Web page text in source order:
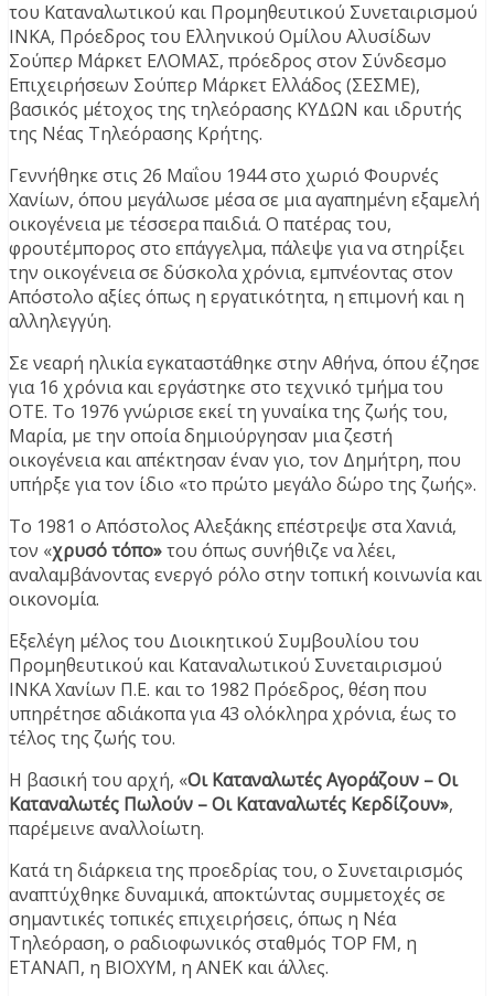
του Καταναλωτικού και Προμηθευτικού Συνεταιρισμού
ΙΝΚΑ, Πρόεδρος του Ελληνικού Ομίλου Αλυσίδων
Σούπερ Μάρκετ ΕΛΟΜΑΣ, πρόεδρος στον Σύνδεσμο
Επιχειρήσεων Σούπερ Μάρκετ Ελλάδος (ΣΕΣΜΕ),
βασικός μέτοχος της τηλεόρασης ΚΥΔΩΝ και ιδρυτής
της Νέας Τηλεόρασης Κρήτης.
Γεννήθηκε στις 26 Μαΐου 1944 στο χωριό Φουρνές
Χανίων, όπου μεγάλωσε μέσα σε μια αγαπημένη εξαμελή
οικογένεια με τέσσερα παιδιά. Ο πατέρας του,
φρουτέμπορος στο επάγγελμα, πάλεψε για να στηρίξει
την οικογένεια σε δύσκολα χρόνια, εμπνέοντας στον
Απόστολο αξίες όπως η εργατικότητα, η επιμονή και η
αλληλεγγύη.
Σε νεαρή ηλικία εγκαταστάθηκε στην Αθήνα, όπου έζησε
για 16 χρόνια και εργάστηκε στο τεχνικό τμήμα του
ΟΤΕ. Το 1976 γνώρισε εκεί τη γυναίκα της ζωής του,
Μαρία, με την οποία δημιούργησαν μια ζεστή
οικογένεια και απέκτησαν έναν γιο, τον Δημήτρη, που
υπήρξε για τον ίδιο «το πρώτο μεγάλο δώρο της ζωής».
Το 1981 ο Απόστολος Αλεξάκης επέστρεψε στα Χανιά,
τον «χρυσό τόπο»του όπως συνήθιζε να λέει,
αναλαμβάνοντας ενεργό ρόλο στην τοπική κοινωνία και
οικονομία.
Εξελέγη μέλος του Διοικητικού Συμβουλίου του
Προμηθευτικού και Καταναλωτικού Συνεταιρισμού
ΙΝΚΑ Χανίων Π.Ε. και το 1982 Πρόεδρος, θέση που
υπηρέτησε αδιάκοπα για 43 ολόκληρα χρόνια, έως το
τέλος της ζωής του.
Η βασική του αρχή, «Οι Καταναλωτές Αγοράζουν – Οι
Καταναλωτές Πωλούν – Οι Καταναλωτές Κερδίζουν»,
παρέμεινε αναλλοίωτη.
Κατά τη διάρκεια της προεδρίας του, ο Συνεταιρισμός
αναπτύχθηκε δυναμικά, αποκτώντας συμμετοχές σε
σημαντικές τοπικές επιχειρήσεις, όπως η Νέα
Τηλεόραση, ο ραδιοφωνικός σταθμός TOP FM, η
ΕΤΑΝΑΠ, η ΒΙΟΧΥΜ, η ΑΝΕΚ και άλλες.